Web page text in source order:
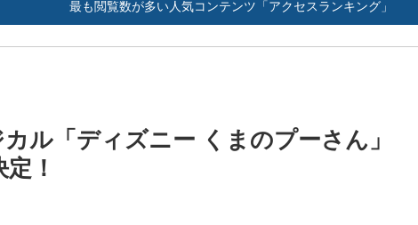
最も閲覧数が多い人気コンテンツ「アクセスランキング」
ル「ディズニー くまのプーさん」
！